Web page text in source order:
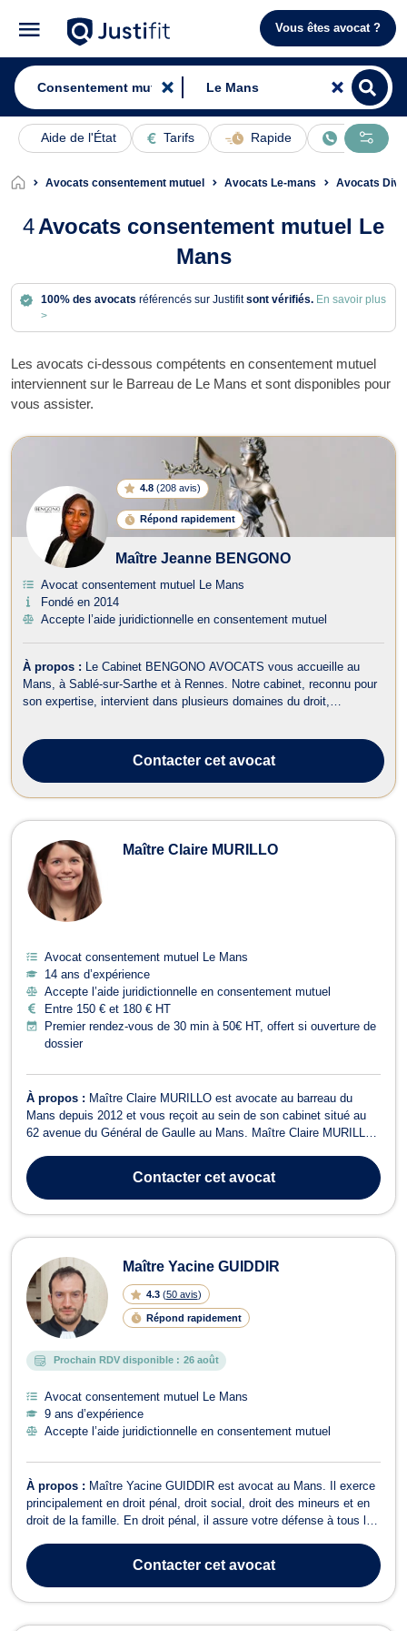
Vous êtes avocat ?
Aide de l'État Tarifs Rapide En ligne
Avocats consentement mutuel Avocats Le-mans Avocats
4Avocats consentement mutuel Le
Mans
100% des avocats référencés sur Justifitsont vérifiés. En savoir plus
>
Les avocats ci-dessous compétents en consentement mutuel
interviennent sur le Barreau de Le Mans et sont disponibles pour
vous assister.
Avocats en consentement mutuel à
4.8 (208 avis)
Répond rapidement
Maître Jeanne BENGONO
Avocat consentement mutuel Le Mans
Fondé en 2014
Accepte l’aide juridictionnelle en consentement mutuel
À propos :
Le Cabinet BENGONO AVOCATS vous accueille au
Mans, à Sablé-sur-Sarthe et à Rennes. Notre cabinet, reconnu pour
son expertise, intervient dans plusieurs domaines du droit,
accepte l’aide juridictionnelle s...
Contactercet avocat
Maître Claire MURILLO
Avocat consentement mutuel Le Mans
14 ans d’expérience
Accepte l’aide juridictionnelle en consentement mutuel
Entre 150 € et 180 € HT
Premier rendez-vous de 30 min à 50€ HT, offert si ouverture de
dossier
À propos : Maître Claire MURILLO est avocate au barreau du
Mans depuis 2012 et vous reçoit au sein de son cabinet situé au
62 avenue du Général de Gaulle au Mans. Maître Claire MURILLO
du dommage corporel, droit de la construction, droit administratif,
droit co...
Contactercet avocat
Maître Yacine GUIDDIR
4.3 (50 avis)
Répond rapidement
Prochain RDV disponible : 26 août
Avocat consentement mutuel Le Mans
9 ans d’expérience
Accepte l’aide juridictionnelle en consentement mutuel
À propos : Maître Yacine GUIDDIR est avocat au Mans. Il exerce
principalement en droit pénal, droit social, droit des mineurs et en
droit de la famille. En droit pénal, il assure votre défense à tous les
pénales (Tribunal correctionnel, Tribunal de Police, Cour d'assises,
J...
Contactercet avocat